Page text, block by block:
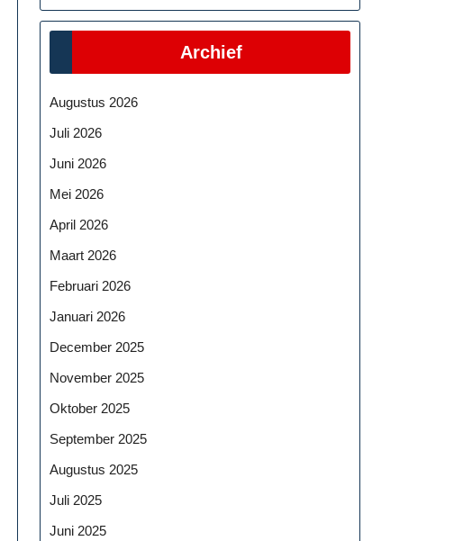
Archief
Augustus 2026
Juli 2026
Juni 2026
Mei 2026
April 2026
Maart 2026
Februari 2026
Januari 2026
December 2025
November 2025
Oktober 2025
September 2025
Augustus 2025
Juli 2025
Juni 2025